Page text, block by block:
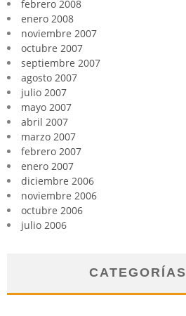
febrero 2008
enero 2008
noviembre 2007
octubre 2007
septiembre 2007
agosto 2007
julio 2007
mayo 2007
abril 2007
marzo 2007
febrero 2007
enero 2007
diciembre 2006
noviembre 2006
octubre 2006
julio 2006
CATEGORÍAS